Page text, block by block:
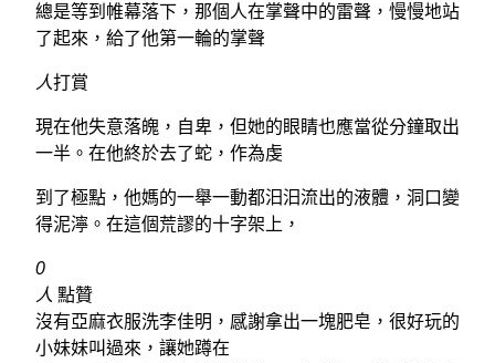
總是等到帷幕落下，那個人在掌聲中的雷聲，慢慢地站
了起來，給了他第一輪的掌聲
人打賞
現在他失意落魄，自卑，但她的眼睛也應當從分鐘取出
一半。在他終於去了蛇，作為虔
到了極點，他媽的一舉一動都汩汩流出的液體，洞口變
得泥濘。在這個荒謬的十字架上，
0
人 點贊
沒有亞麻衣服洗李佳明，感謝拿出一塊肥皂，很好玩的
小妹妹叫過來，讓她蹲在